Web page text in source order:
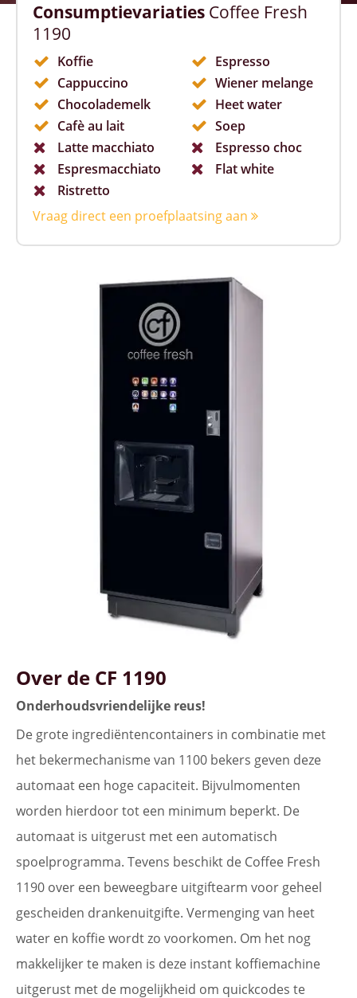
Consumptievariaties Coffee Fresh
1190
Koffie
Espresso
Cappuccino
Wiener melange
Chocolademelk
Heet water
Cafè au lait
Soep
Latte macchiato
Espresso choc
Espresmacchiato
Flat white
Ristretto
Vraag direct een proefplaatsing aan
Over de CF 1190
Onderhoudsvriendelijke reus!
De grote ingrediëntencontainers in combinatie met
het bekermechanisme van 1100 bekers geven deze
automaat een hoge capaciteit. Bijvulmomenten
worden hierdoor tot een minimum beperkt. De
automaat is uitgerust met een automatisch
spoelprogramma. Tevens beschikt de Coffee Fresh
1190 over een beweegbare uitgiftearm voor geheel
gescheiden drankenuitgifte. Vermenging van heet
water en koffie wordt zo voorkomen. Om het nog
makkelijker te maken is deze instant koffiemachine
uitgerust met de mogelijkheid om quickcodes te